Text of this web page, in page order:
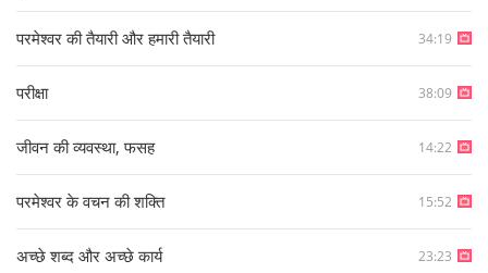
परमेश्वर की तैयारी और हमारी तैयारी 34:19
परीक्षा 38:09
जीवन की व्यवस्था, फसह 14:22
परमेश्वर के वचन की शक्ति 15:52
अच्छे शब्द और अच्छे कार्य 23:23